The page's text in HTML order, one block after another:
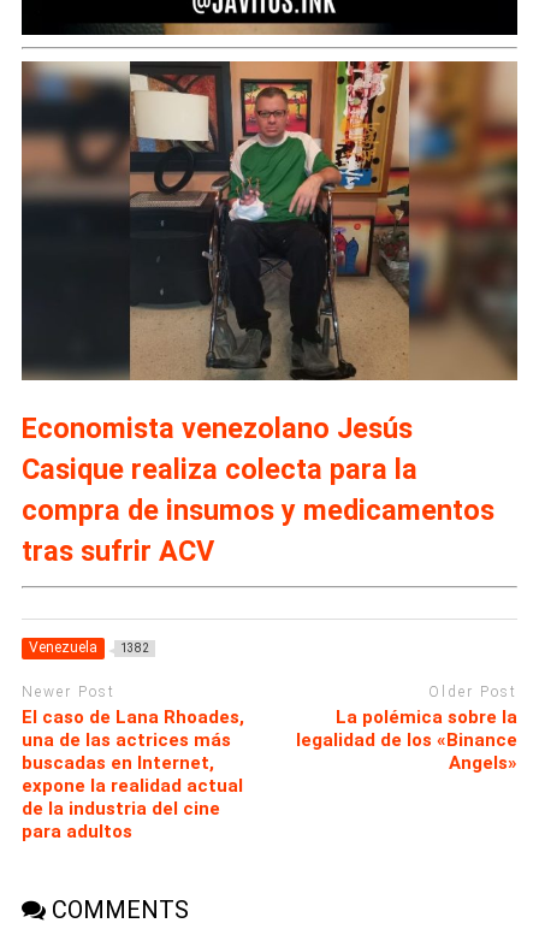
Economista venezolano Jesús
Casique realiza colecta para la
compra de insumos y medicamentos
tras sufrir ACV
Venezuela 1382
Newer Post
El caso de Lana Rhoades,
una de las actrices más
buscadas en Internet,
expone la realidad actual
de la industria del cine
para adultos
Older Post
La polémica sobre la
legalidad de los «Binance
Angels»
COMMENTS